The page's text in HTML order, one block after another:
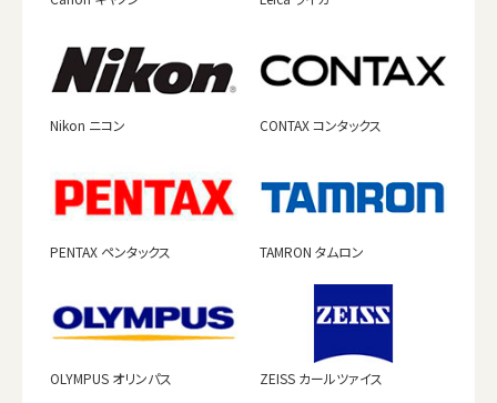
Nikon ニコン CONTAX コンタックス
PENTAX ペンタックス TAMRON タムロン
OLYMPUS オリンパス ZEISS カールツァイス